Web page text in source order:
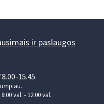
ir paslaugos
15.45.
val. - 12.00 val.